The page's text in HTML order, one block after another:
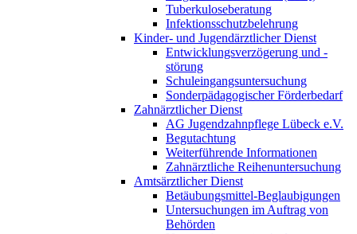
Tuberkuloseberatung
Infektionsschutzbelehrung
Kinder- und Jugendärztlicher Dienst
Entwicklungsverzögerung und -
störung
Schuleingangsuntersuchung
Sonderpädagogischer Förderbedarf
Zahnärztlicher Dienst
AG Jugendzahnpflege Lübeck e.V.
Begutachtung
Weiterführende Informationen
Zahnärztliche Reihenuntersuchung
Amtsärztlicher Dienst
Betäubungsmittel-Beglaubigungen
Untersuchungen im Auftrag von
Behörden